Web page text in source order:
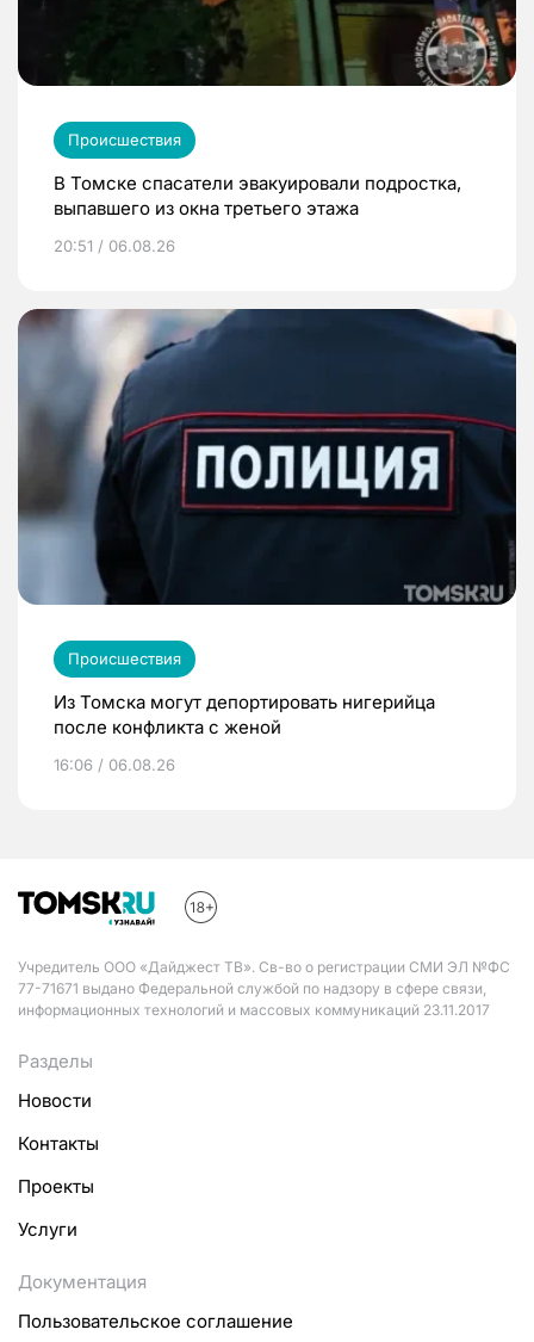
Происшествия
В Томске спасатели эвакуировали подростка,
выпавшего из окна третьего этажа
20:51 / 06.08.26
Происшествия
Из Томска могут депортировать нигерийца
после конфликта с женой
16:06 / 06.08.26
Учредитель ООО «Дайджест ТВ». Св-во о регистрации СМИ ЭЛ №ФС
77-71671 выдано Федеральной службой по надзору в сфере связи,
информационных технологий и массовых коммуникаций 23.11.2017
Разделы
Новости
Контакты
Проекты
Услуги
Документация
Пользовательское соглашение